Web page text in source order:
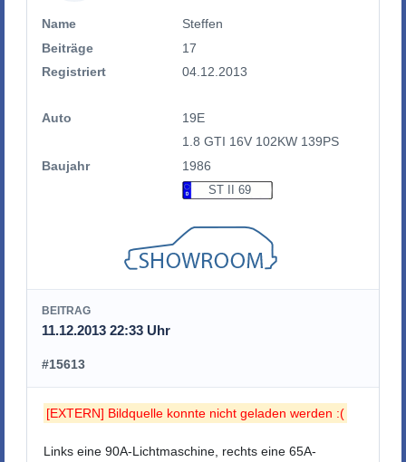
Name
Steffen
Beiträge
17
Registriert
04.12.2013
Auto
19E
1.8 GTI 16V 102KW 139PS
Baujahr
1986
ST II 69
BEITRAG
11.12.2013 22:33 Uhr
#15613
[EXTERN] Bildquelle konnte nicht geladen werden :(
Links eine 90A-Lichtmaschine, rechts eine 65A-